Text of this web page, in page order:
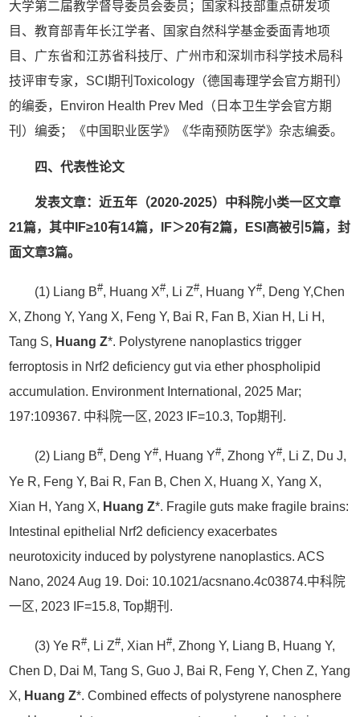
大学第二届教学督导委员会委员；国家科技部重点研发项
目、教育部青年长江学者、国家自然科学基金委面青地项
目、广东省和江苏省科技厅、广州市和深圳市科学技术局科
技评审专家，SCI期刊Toxicology（德国毒理学会官方期刊）
的编委，Environ Health Prev Med（日本卫生学会官方期
刊）编委；《中国职业医学》《华南预防医学》杂志编委。
四、 代表性论文
发表文章： 近五年（2020-2025）中科院小类一区文章
21篇，其中 IF≥10有14篇，
IF＞20有2篇，ESI高被引5篇，封
面文章3篇。
(1) Liang B#, Huang X#, Li Z#, Huang Y#, Deng Y,Chen
X, Zhong Y, Yang X, Feng Y, Bai R, Fan B, Xian H, Li H,
Tang S, Huang Z*. Polystyrene nanoplastics trigger
ferroptosis in Nrf2 deficiency gut via ether phospholipid
accumulation. Environment International, 2025 Mar;
197:109367. 中科院一区, 2023 IF=10.3, Top期刊.
(2) Liang B#, Deng Y#, Huang Y#, Zhong Y#, Li Z, Du J,
Ye R, Feng Y, Bai R, Fan B, Chen X, Huang X, Yang X,
Xian H, Yang X, Huang Z*. Fragile guts make fragile brains:
Intestinal epithelial Nrf2 deficiency exacerbates
neurotoxicity induced by polystyrene nanoplastics. ACS
Nano, 2024 Aug 19. Doi: 10.1021/acsnano.4c03874.中科院
一区, 2023 IF=15.8, Top期刊.
(3) Ye R#, Li Z#, Xian H #, Zhong Y, Liang B, Huang Y,
Chen D, Dai M, Tang S, Guo J, Bai R, Feng Y, Chen Z, Yang
X, Huang Z*. Combined effects of polystyrene nanosphere